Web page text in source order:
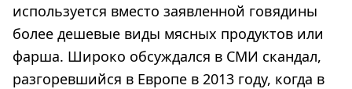
используется вместо заявленной говядины
более дешевые виды мясных продуктов или
фарша. Широко обсуждался в СМИ скандал,
разгоревшийся в Европе в 2013 году, когда в